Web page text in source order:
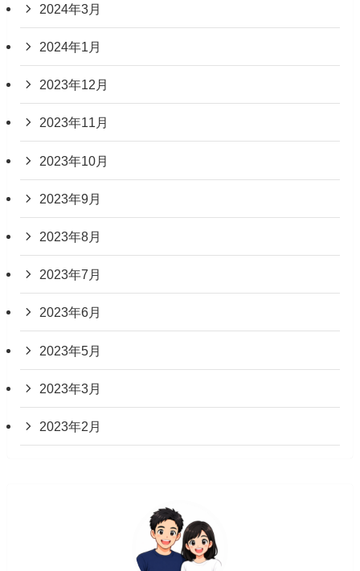
2024年3月
2024年1月
2023年12月
2023年11月
2023年10月
2023年9月
2023年8月
2023年7月
2023年6月
2023年5月
2023年3月
2023年2月